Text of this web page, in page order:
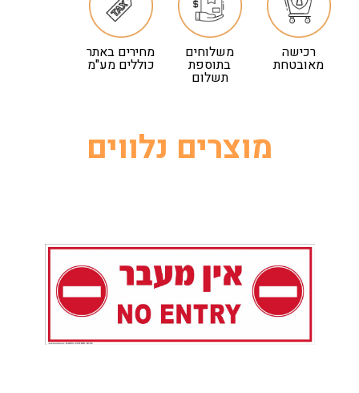
רכישה
מאובטחת
משלוחים
בתוספת
תשלום
מחירים באתר
כוללים מע"מ
מוצרים נלווים